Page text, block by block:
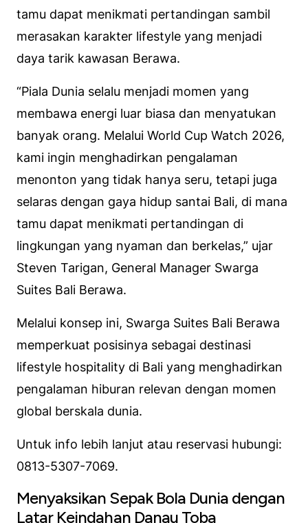
tamu dapat menikmati pertandingan sambil
merasakan karakter lifestyle yang menjadi
daya tarik kawasan Berawa.
“Piala Dunia selalu menjadi momen yang
membawa energi luar biasa dan menyatukan
banyak orang. Melalui World Cup Watch 2026,
kami ingin menghadirkan pengalaman
menonton yang tidak hanya seru, tetapi juga
selaras dengan gaya hidup santai Bali, di mana
tamu dapat menikmati pertandingan di
lingkungan yang nyaman dan berkelas,” ujar
Steven Tarigan, General Manager Swarga
Suites Bali Berawa.
Melalui konsep ini, Swarga Suites Bali Berawa
memperkuat posisinya sebagai destinasi
lifestyle hospitality di Bali yang menghadirkan
pengalaman hiburan relevan dengan momen
global berskala dunia.
Untuk info lebih lanjut atau reservasi hubungi:
0813-5307-7069.
Menyaksikan Sepak Bola Dunia dengan
Latar Keindahan Danau Toba